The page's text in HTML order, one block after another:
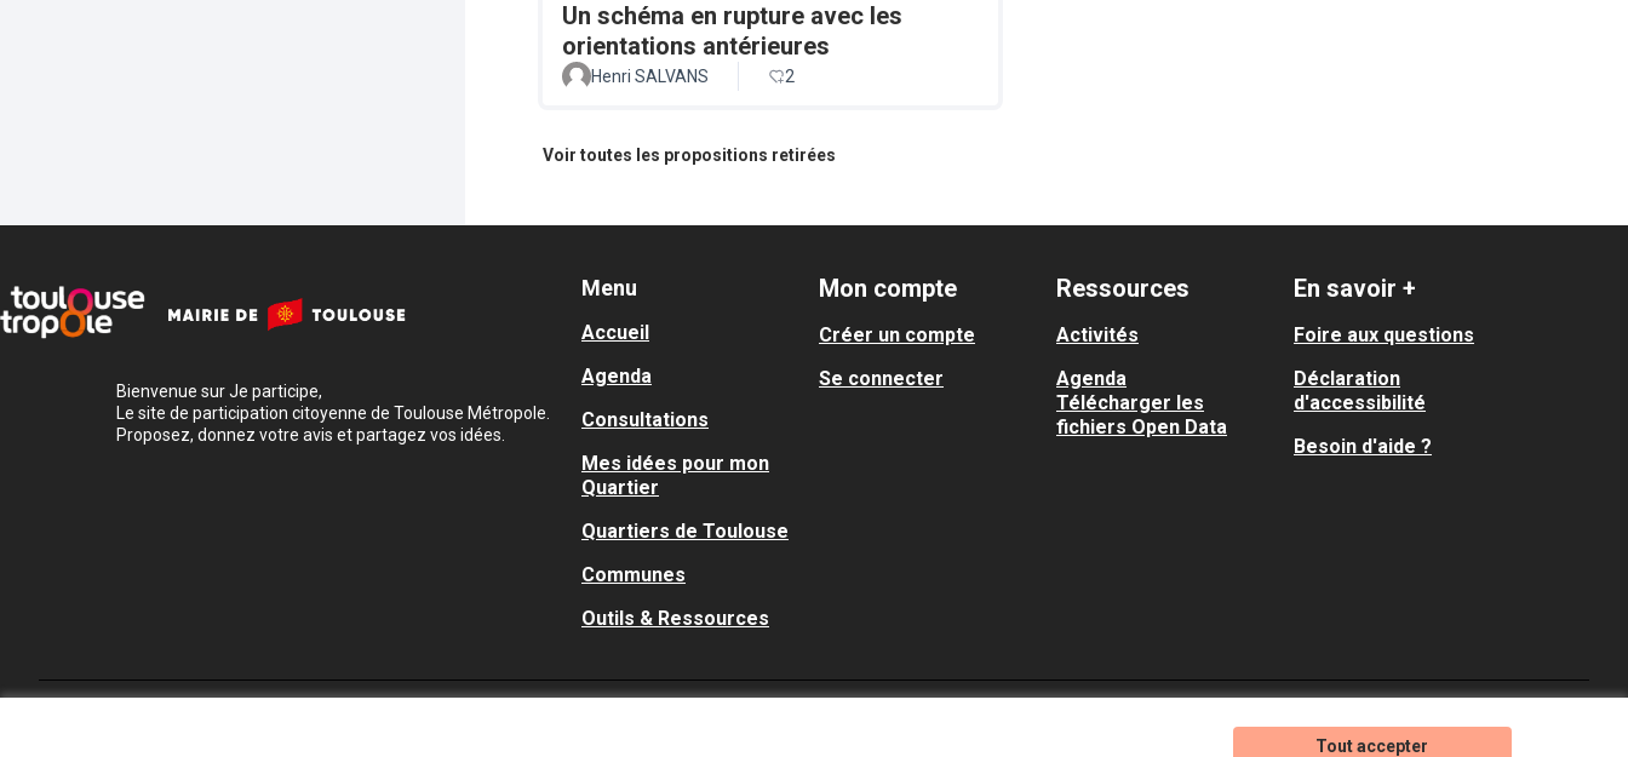
Tout accepter
Un schéma en rupture avec les
orientations antérieures
Henri SALVANS 2
Voir toutes les propositions retirées
Bienvenue sur Je participe,
Le site de participation citoyenne de Toulouse Métropole.
Proposez, donnez votre avis et partagez vos idées.
Menu
Accueil
Agenda
Consultations
Mes idées pour mon
Quartier
Quartiers de Toulouse
Communes
Outils & Ressources
Mon compte
Créer un compte
Se connecter
Ressources
Activités
Agenda
Télécharger les
fichiers Open Data
En savoir +
Foire aux questions
Déclaration
d'accessibilité
Besoin d'aide ?